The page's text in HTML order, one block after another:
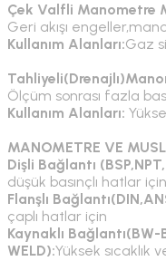
Çek Valfli Manometre
Geri akışı
Kullanım Alanları:Gaz
Ölçüm sonrası fazla
Kullanım Alanları:
MANOMETRE VE
Dişli Bağlantı
düşük basınçlı hatlar için
Flanşlı
çaplı hatlar için
Kaynaklı Bağlantı(BW-
WELD):Yüksek sıcaklık